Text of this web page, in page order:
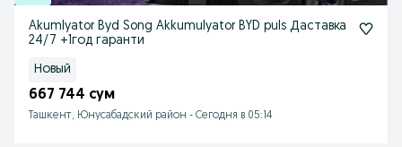
Akumlyator Byd Song Akkumulyator BYD puls Даставка
24/7 +1год гаранти
Новый
667 744 сум
Ташкент, Юнусабадский район - Сегодня в 05:14